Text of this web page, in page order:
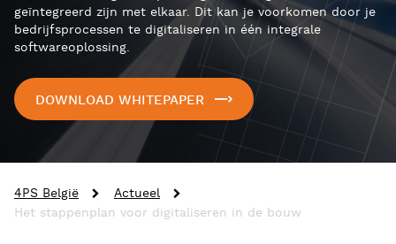
geïntegreerd zijn met elkaar. Dit kan je voorkomen door je
bedrijfsprocessen te digitaliseren in één integrale
softwareoplossing.
DOWNLOAD WHITEPAPER
4PS België
Actueel
Het stappenplan voor digitaliseren in de bouw